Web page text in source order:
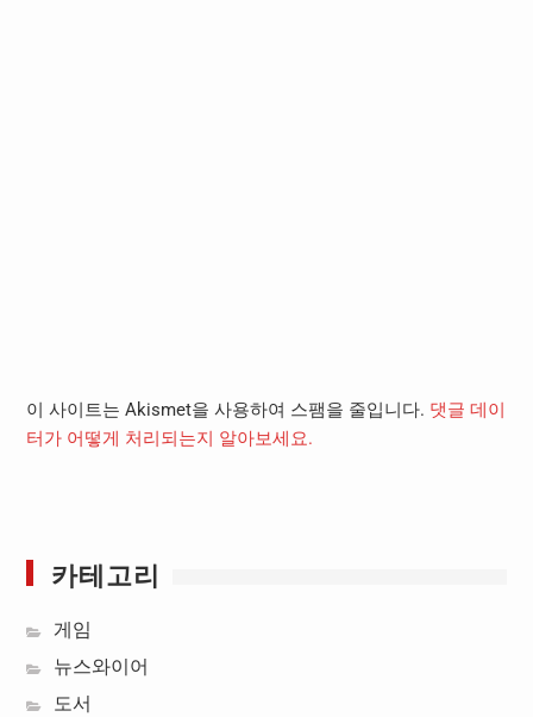
이 사이트는 Akismet을 사용하여 스팸을 줄입니다. 댓글 데이
터가 어떻게 처리되는지 알아보세요.
카테고리
게임
뉴스와이어
도서